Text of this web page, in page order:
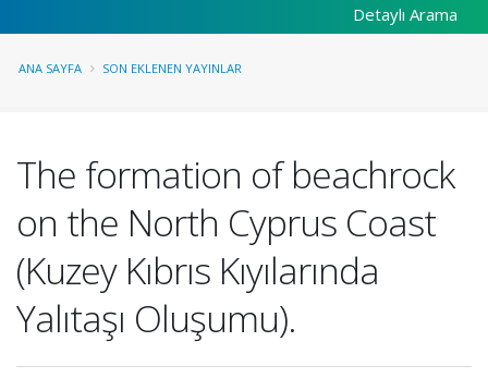
Detaylı Arama
ANA SAYFA SON EKLENEN YAYINLAR
The formation of beachrock
on the North Cyprus Coast
(Kuzey Kıbrıs Kıyılarında
Yalıtaşı Oluşumu).